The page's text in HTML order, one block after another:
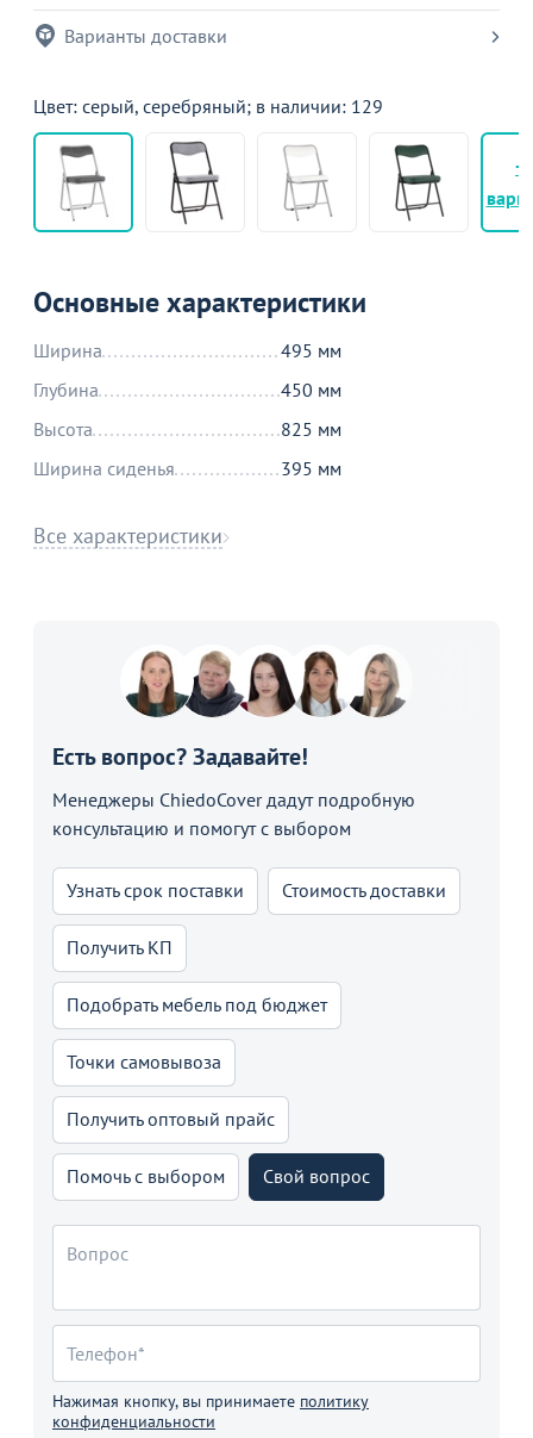
Варианты доставки
Цвет: серый, серебряный; в наличии: 129
Основные характеристики
Ширина
495 мм
Глубина
450 мм
Высота
825 мм
Ширина сиденья
395 мм
Все характеристики
Есть вопрос? Задавайте!
Менеджеры ChiedoCover дадут подробную
консультацию и помогут с выбором
Узнать срок поставки Стоимость доставки
Получить КП
Подобрать мебель под бюджет
Точки самовывоза
Получить оптовый прайс
Помочь с выбором Свой вопрос
Нажимая кнопку, вы принимаете политику
конфиденциальности